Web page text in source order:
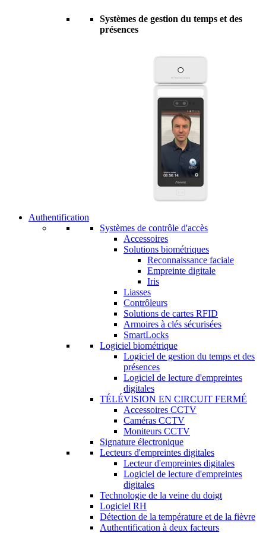
Systèmes de gestion du temps et des
présences
Authentification
Systèmes de contrôle d'accès
Accessoires
Solutions biométriques
Reconnaissance faciale
Empreinte digitale
Iris
Liasses
Contrôleurs
Solutions de cartes RFID
Armoires à clés sécurisées
SmartLocks
Logiciel biométrique
Logiciel de gestion du temps et des
présences
Logiciel de lecture d'empreintes
digitales
TÉLÉVISION EN CIRCUIT FERMÉ
Accessoires CCTV
Caméras CCTV
Moniteurs CCTV
Signature électronique
Lecteurs d'empreintes digitales
Lecteur d'empreintes digitales
Logiciel de lecture d'empreintes
digitales
Technologie de la veine du doigt
Logiciel RH
Détection de la température et de la fièvre
Authentification à deux facteurs